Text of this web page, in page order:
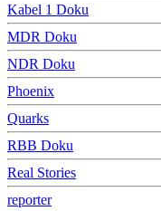
Kabel 1 Doku
MDR Doku
NDR Doku
Phoenix
Quarks
RBB Doku
Real Stories
reporter